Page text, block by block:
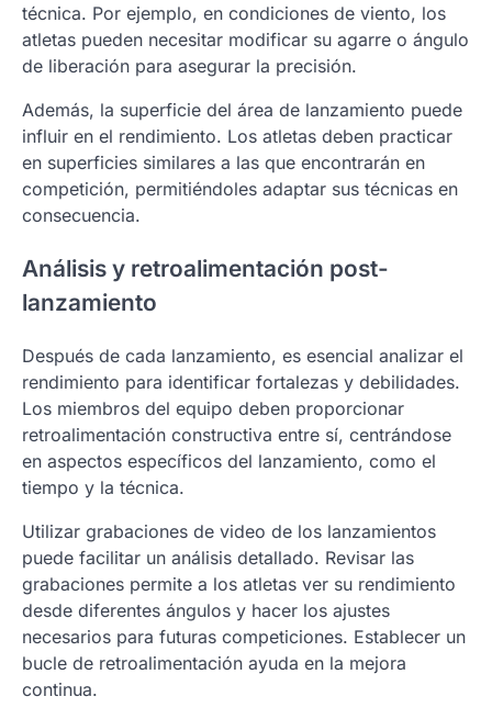
técnica. Por ejemplo, en condiciones de viento, los
atletas pueden necesitar modificar su agarre o ángulo
de liberación para asegurar la precisión.
Además, la superficie del área de lanzamiento puede
influir en el rendimiento. Los atletas deben practicar
en superficies similares a las que encontrarán en
competición, permitiéndoles adaptar sus técnicas en
consecuencia.
Análisis y retroalimentación post-
lanzamiento
Después de cada lanzamiento, es esencial analizar el
rendimiento para identificar fortalezas y debilidades.
Los miembros del equipo deben proporcionar
retroalimentación constructiva entre sí, centrándose
en aspectos específicos del lanzamiento, como el
tiempo y la técnica.
Utilizar grabaciones de video de los lanzamientos
puede facilitar un análisis detallado. Revisar las
grabaciones permite a los atletas ver su rendimiento
desde diferentes ángulos y hacer los ajustes
necesarios para futuras competiciones. Establecer un
bucle de retroalimentación ayuda en la mejora
continua.